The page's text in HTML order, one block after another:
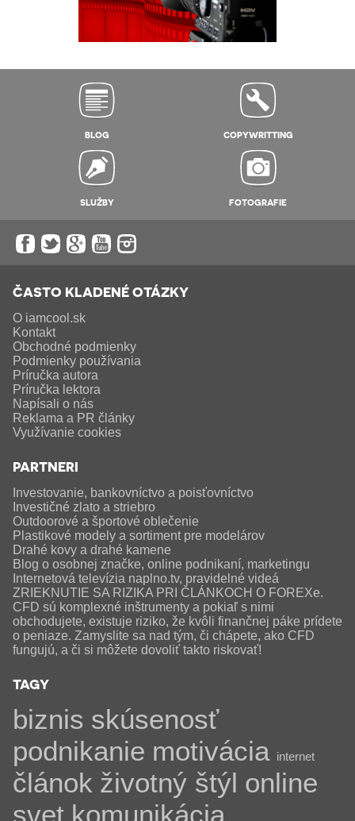
BLOG COPYWRITTING
SLUŽBY FOTOGRAFIE
ČASTO KLADENÉ OTÁZKY
O iamcool.sk
Kontakt
Obchodné podmienky
Podmienky používania
Príručka autora
Príručka lektora
Napísali o nás
Reklama a PR články
Využívanie cookies
PARTNERI
Investovanie, bankovníctvo a poisťovníctvo
Investičné zlato a striebro
Outdoorové a športové oblečenie
Plastikové modely a sortiment pre modelárov
Drahé kovy a drahé kamene
Blog o osobnej značke, online podnikaní, marketingu
Internetová televízia naplno.tv, pravidelné videá
ZRIEKNUTIE SA RIZIKA PRI ČLÁNKOCH O FOREXe.
CFD sú komplexné inštrumenty a pokiaľ s nimi
obchodujete, existuje riziko, že kvôli finančnej páke prídete
o peniaze. Zamyslite sa nad tým, či chápete, ako CFD
fungujú, a či si môžete dovoliť takto riskovať!
TAGY
biznis skúsenosť
podnikanie motivácia internet
článok životný štýl online
svet komunikácia